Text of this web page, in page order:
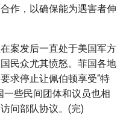
作，以确保能为遇害者伸
案发后一直处于美国军方
民众尤其愤怒。菲国各地
求停止让佩伯顿享受“特
一些民间团体和议员也相
问部队协议。(完)